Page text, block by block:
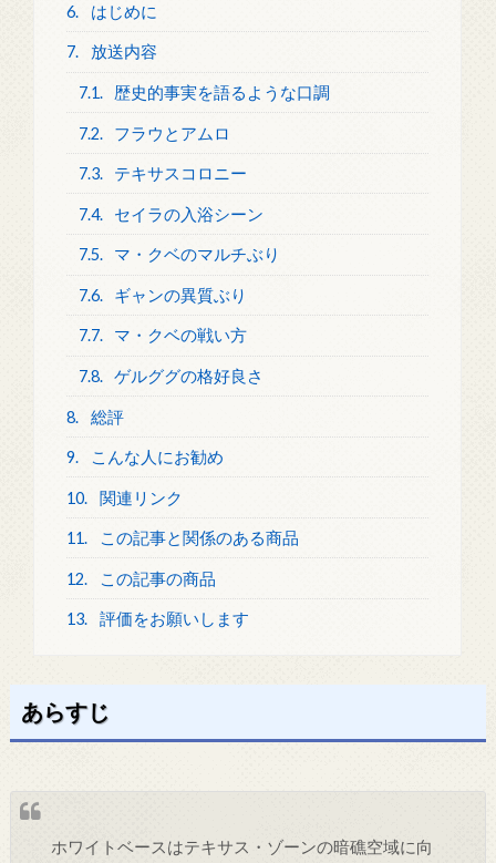
6. はじめに
7. 放送内容
7.1. 歴史的事実を語るような口調
7.2. フラウとアムロ
7.3. テキサスコロニー
7.4. セイラの入浴シーン
7.5. マ・クベのマルチぶり
7.6. ギャンの異質ぶり
7.7. マ・クベの戦い方
7.8. ゲルググの格好良さ
8. 総評
9. こんな人にお勧め
10. 関連リンク
11. この記事と関係のある商品
12. この記事の商品
13. 評価をお願いします
あらすじ
ホワイトベースはテキサス・ゾーンの暗礁空域に向